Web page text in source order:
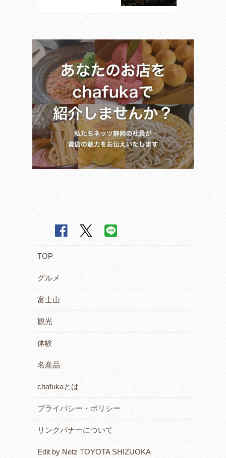
TOP
グルメ
富士山
観光
体験
名産品
chafukaとは
プライバシー・ポリシー
リンクバナーについて
Edit by Netz TOYOTA SHIZUOKA